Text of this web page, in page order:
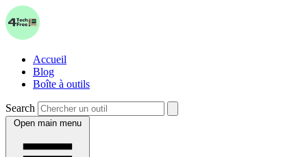
Accueil
Blog
Boîte à outils
Search
Open main menu